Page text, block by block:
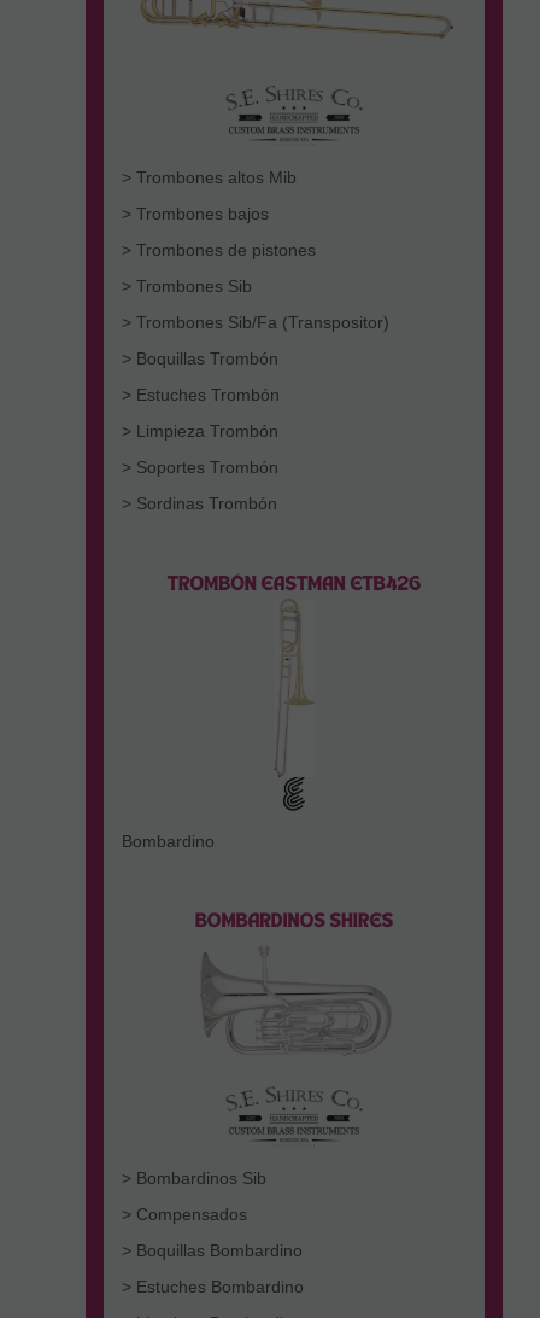
> Trombones altos Mib
> Trombones bajos
> Trombones de pistones
> Trombones Sib
> Trombones Sib/Fa (Transpositor)
> Boquillas Trombón
> Estuches Trombón
> Limpieza Trombón
> Soportes Trombón
> Sordinas Trombón
Bombardino
> Bombardinos Sib
> Compensados
> Boquillas Bombardino
> Estuches Bombardino